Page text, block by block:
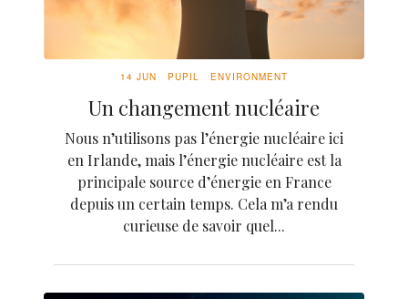
14 JUN PUPIL ENVIRONMENT
Un changement nucléaire
Nous n’utilisons pas l’énergie nucléaire ici
en Irlande, mais l’énergie nucléaire est la
principale source d’énergie en France
depuis un certain temps. Cela m’a rendu
curieuse de savoir quel...